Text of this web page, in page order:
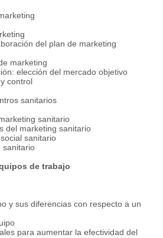
del plan de marketing
marketing
elección del mercado objetivo
control
sanitarios
sanitario
del marketing sanitario
sanitario
sanitario
de trabajo
y sus diferencias con respecto a un
para aumentar la efectividad del